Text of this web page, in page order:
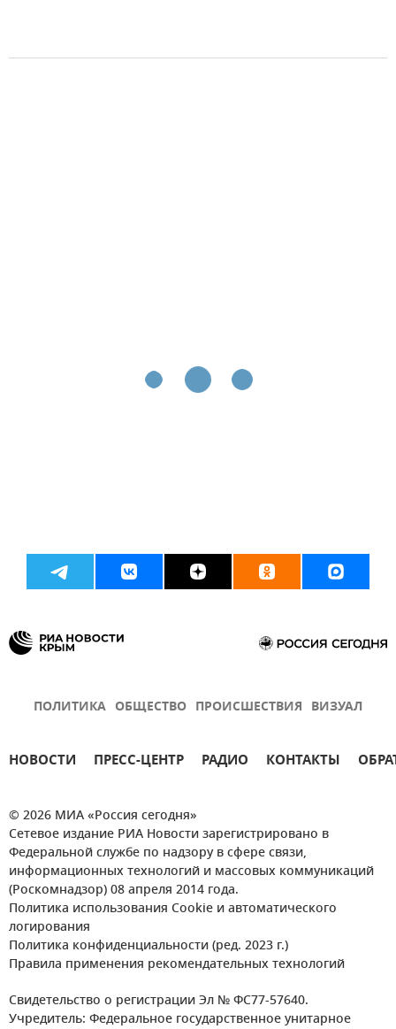
ПОЛИТИКА ОБЩЕСТВО ПРОИСШЕСТВИЯ ВИЗУАЛ
НОВОСТИ ПРЕСС-ЦЕНТР РАДИО КОНТАКТЫ
© 2026 МИА «Россия сегодня»
Сетевое издание РИА Новости зарегистрировано в
Федеральной службе по надзору в сфере связи,
информационных технологий и массовых коммуникаций
(Роскомнадзор) 08 апреля 2014 года.
Политика использования Cookie и автоматического
логирования
Политика конфиденциальности (ред. 2023 г.)
Правила применения рекомендательных технологий
Свидетельство о регистрации Эл № ФС77-57640.
Учредитель: Федеральное государственное унитарное